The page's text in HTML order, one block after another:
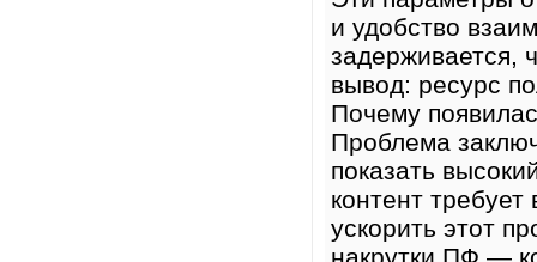
и удобство
задерживается,
вывод: ресурс
Почему
Проблема
показать
контент
ускорить этот